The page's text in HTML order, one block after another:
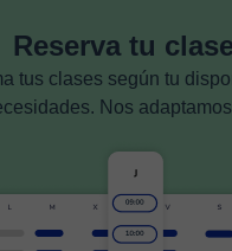
Reserva tu
tus clases según tu
Nos